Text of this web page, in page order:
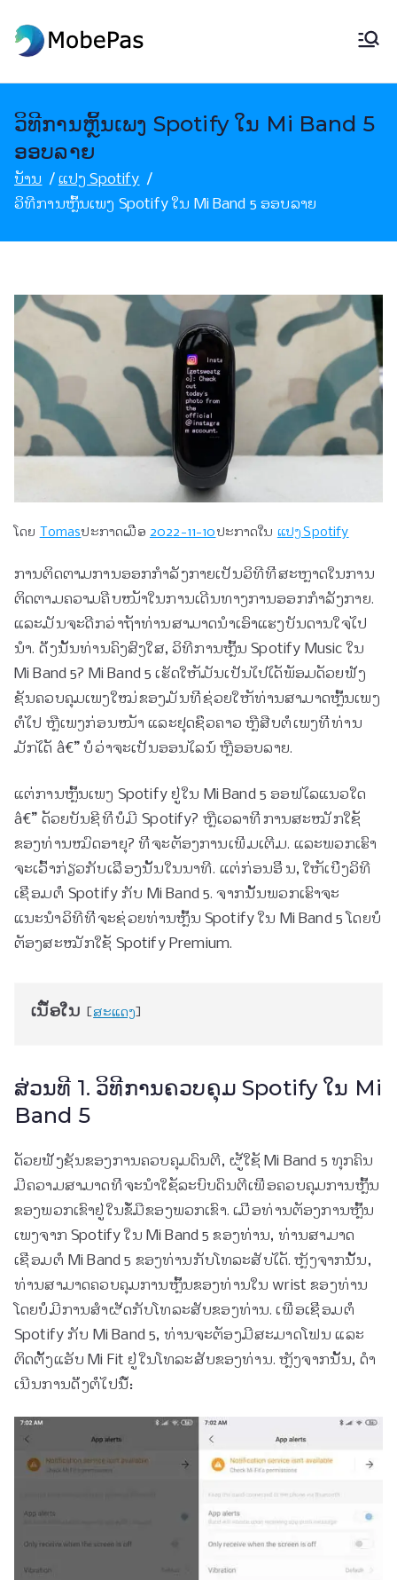
ໄປ
ຫາ
ເນື້ອຫາ
ຕົວປ່ຽນສະຖານທີ່ MobePas, ການກູ້
ວິທີການຫຼິ້ນເພງ Spotify ໃນ Mi Band 5
ອອບລາຍ
ບ້ານ
ແປງ Spotify
ວິທີການຫຼິ້ນເພງ Spotify ໃນ Mi Band 5 ອອບລາຍ
ໂດຍ Tomasປະກາດເມື່ອ 2022-11-10ປະກາດໃນ ແປງ Spotify
ການຕິດຕາມການອອກກຳລັງກາຍເປັນວິທີທີ່ສະຫຼາດໃນການ
ຕິດຕາມຄວາມຄືບໜ້າໃນການເດີນທາງການອອກກຳລັງກາຍ.
ແລະມັນຈະດີກວ່າຖ້າທ່ານສາມາດນໍາເອົາແຮງບັນດານໃຈໄປ
ນໍາ. ດັ່ງ​ນັ້ນ​ທ່ານ​ຄົງ​ສົງ​ໃສ​, ວິ​ທີ​ການ​ຫຼິ້ນ Spotify Music ໃນ
Mi Band 5​? Mi Band 5 ເຮັດໃຫ້ມັນເປັນໄປໄດ້ພ້ອມດ້ວຍຟັງ
ຊັນຄວບຄຸມເພງໃໝ່ຂອງມັນທີ່ຊ່ວຍໃຫ້ທ່ານສາມາດຫຼິ້ນເພງ
ຕໍ່ໄປ ຫຼືເພງກ່ອນໜ້າ ແລະຢຸດຊົ່ວຄາວ ຫຼືສືບຕໍ່ເພງທີ່ທ່ານ
ມັກໄດ້ â€” ບໍ່ວ່າຈະເປັນອອນໄລນ໌ ຫຼືອອບລາຍ.
ແຕ່ການຫຼິ້ນເພງ Spotify ຢູ່ໃນ Mi Band 5 ອອຟໄລແນວໃດ
â€” ດ້ວຍບັນຊີທີ່ບໍ່ມີ Spotify? ຫຼືເວລາທີ່ການສະໝັກໃຊ້
ຂອງທ່ານໝົດອາຍຸ? ທີ່ຈະຕ້ອງການເພີ່ມເຕີມ. ແລະພວກເຮົາ
ຈະເວົ້າກ່ຽວກັບເລື່ອງນັ້ນໃນນາທີ. ແຕ່ກ່ອນອື່ນ, ໃຫ້ເບິ່ງວິທີ
ເຊື່ອມຕໍ່ Spotify ກັບ Mi Band 5. ຈາກນັ້ນພວກເຮົາຈະ
ແນະນຳວິທີທີ່ຈະຊ່ວຍທ່ານຫຼິ້ນ Spotify ໃນ Mi Band 5 ໂດຍບໍ່
ຕ້ອງສະໝັກໃຊ້ Spotify Premium.
ເນື້ອໃນ ສະແດງ
ສ່ວນທີ 1. ວິທີການຄວບຄຸມ Spotify ໃນ Mi
Band 5
ດ້ວຍຟັງຊັນຂອງການຄວບຄຸມດົນຕີ, ຜູ້ໃຊ້ Mi Band 5 ທຸກຄົນ
ມີຄວາມສາມາດທີ່ຈະນໍາໃຊ້ລະບົບດົນຕີເພື່ອຄວບຄຸມການຫຼິ້ນ
ຂອງພວກເຂົາຢູ່ໃນຂໍ້ມືຂອງພວກເຂົາ. ເມື່ອທ່ານຕ້ອງການຫຼິ້ນ
ເພງຈາກ Spotify ໃນ Mi Band 5 ຂອງທ່ານ, ທ່ານສາມາດ
ເຊື່ອມຕໍ່ Mi Band 5 ຂອງທ່ານກັບໂທລະສັບໄດ້. ຫຼັງຈາກນັ້ນ,
ທ່ານສາມາດຄວບຄຸມການຫຼິ້ນຂອງທ່ານໃນ wrist ຂອງທ່ານ
ໂດຍບໍ່ມີການສໍາຜັດກັບໂທລະສັບຂອງທ່ານ. ເພື່ອເຊື່ອມຕໍ່
Spotify ກັບ Mi Band 5, ທ່ານຈະຕ້ອງມີສະມາດໂຟນ ແລະ
ຕິດຕັ້ງແອັບ Mi Fit ຢູ່ໃນໂທລະສັບຂອງທ່ານ. ຫຼັງຈາກນັ້ນ, ດໍາ
ເນີນການດັ່ງຕໍ່ໄປນີ້: